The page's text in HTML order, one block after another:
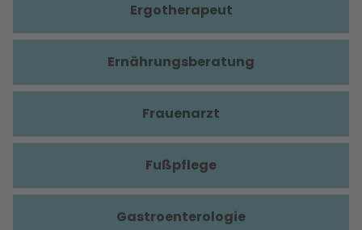
Ergotherapeut
Ernährungsberatung
Frauenarzt
Fußpflege
Gastroenterologie